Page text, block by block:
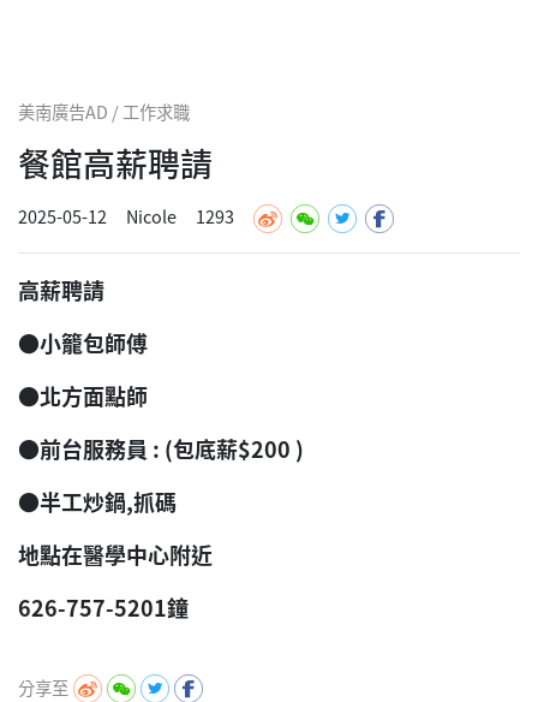
美南廣告AD / 工作求職
餐館高薪聘請
2025-05-12 Nicole 1293
高薪聘請
●小籠包師傅
●北方面點師
●前台服務員 : (包底薪$200 )
●半工炒鍋,抓碼
地點在醫學中心附近
626-757-5201鐘
分享至